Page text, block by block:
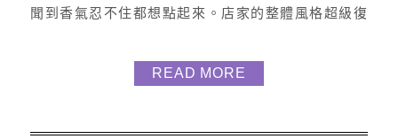
聞到香氣忍不住都想點起來。店家的整體風格超級復
棧的外觀低調而整潔， 隱藏在台南美術館後的街道
中。 進入後彷彿走進30年代的復古風格， 店內的座
READ MORE